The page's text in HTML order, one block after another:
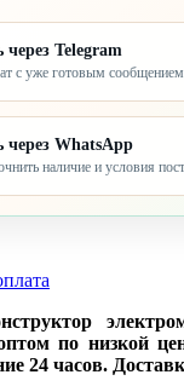
через Telegram
с уже готовым сообщением
через WhatsApp
наличие и условия
по низкой
24 часов.